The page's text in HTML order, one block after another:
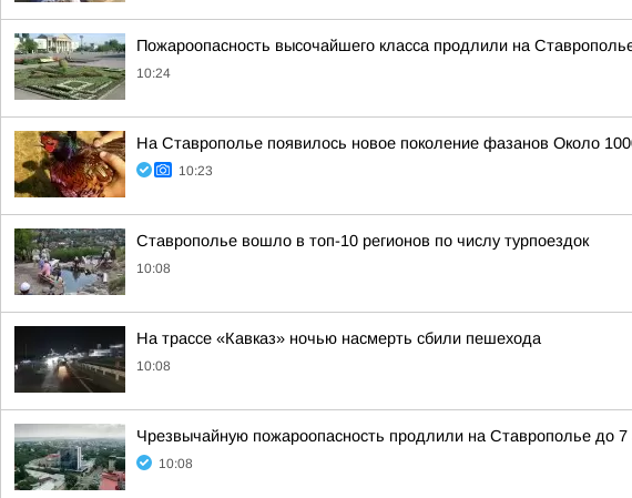
Пожароопасность высочайшего класса продлили на
10:24
На Ставрополье появилось новое поколение фазанов Около
10:23
Ставрополье вошло в топ-10 регионов по числу турпоездок
10:08
На трассе «Кавказ» ночью насмерть сбили пешехода
10:08
Чрезвычайную пожароопасность продлили на Ставрополье до
10:08